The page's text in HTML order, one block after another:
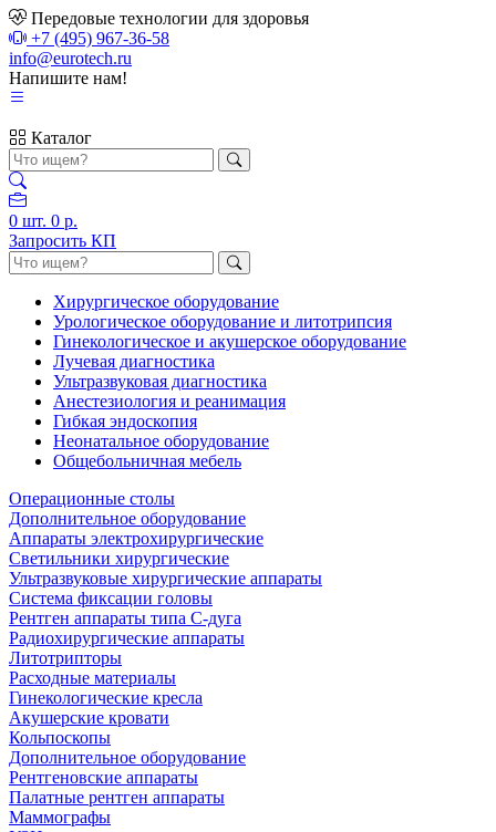
Передовые технологии для здоровья
+7 (495) 967-36-58
info@eurotech.ru
Напишите нам!
Каталог
0 шт. 0 р.
Запросить КП
Хирургическое оборудование
Урологическое оборудование и литотрипсия
Гинекологическое и акушерское оборудование
Лучевая диагностика
Ультразвуковая диагностика
Анестезиология и реанимация
Гибкая эндоскопия
Неонатальное оборудование
Общебольничная мебель
Операционные столы
Дополнительное оборудование
Аппараты электрохирургические
Светильники хирургические
Ультразвуковые хирургические аппараты
Система фиксации головы
Рентген аппараты типа С-дуга
Радиохирургические аппараты
Литотрипторы
Расходные материалы
Гинекологические кресла
Акушерские кровати
Кольпоскопы
Дополнительное оборудование
Рентгеновские аппараты
Палатные рентген аппараты
Маммографы